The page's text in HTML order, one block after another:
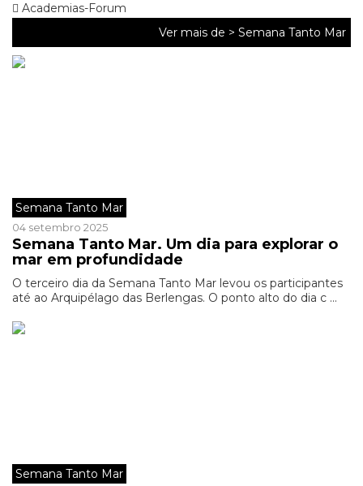
Academias-Forum
Ver mais de > Semana Tanto Mar
Semana Tanto Mar
04 setembro 2025
Semana Tanto Mar. Um dia para explorar o
mar em profundidade
O terceiro dia da Semana Tanto Mar levou os participantes
até ao Arquipélago das Berlengas. O ponto alto do dia c ...
Semana Tanto Mar